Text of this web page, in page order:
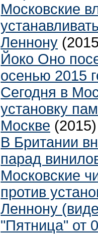
Московские
Леннону
Йоко Оно
осенью 2015
Сегодня в
установку
Москве (2015)
В Британии
парад
Московские
против
Леннону
"Пятница" от